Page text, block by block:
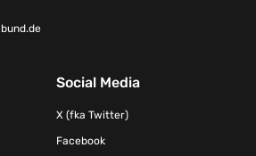
Social Media
X (fka Twitter)
Facebook